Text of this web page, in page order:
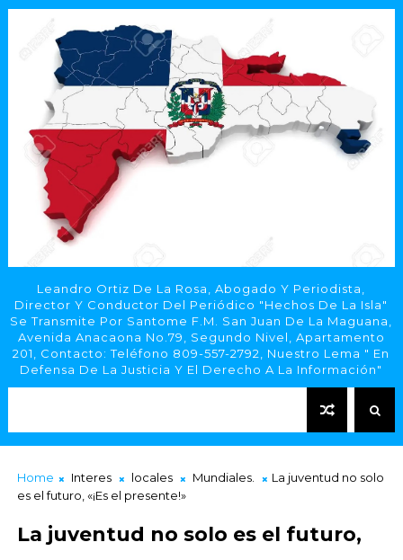
Leandro Ortiz De La Rosa, Abogado Y Periodista,
Director Y Conductor Del Periódico "Hechos De La Isla"
Se Transmite Por Santome F.M. San Juan De La Maguana,
Avenida Anacaona No.79, Segundo Nivel, Apartamento
201, Contacto: Teléfono 809-557-2792, Nuestro Lema " En
Defensa De La Justicia Y El Derecho A La Información"
Home Interes locales Mundiales.
La juventud no solo
es el futuro, «¡Es el presente!»
La juventud no solo es el futuro,